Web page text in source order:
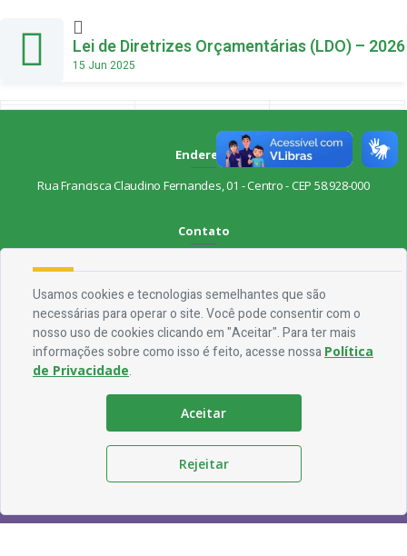
Lei de Diretrizes Orçamentárias (LDO) – 2026
15 Jun 2025
Endereço
Rua Francisca Claudino Fernandes, 01 - Centro - CEP 58.928-000
Contato
Horário De Funcionamento
Expediente:De segunda à sexta, das 08h às 13h
Redes Socias
Usamos cookies e tecnologias semelhantes que são
necessárias para operar o site. Você pode consentir com o
nosso uso de cookies clicando em "Aceitar". Para ter mais
informações sobre como isso é feito, acesse nossa Política
de Privacidade.
Aceitar
Rejeitar